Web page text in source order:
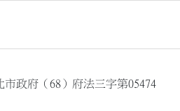
市政府（68）府法三字第05474